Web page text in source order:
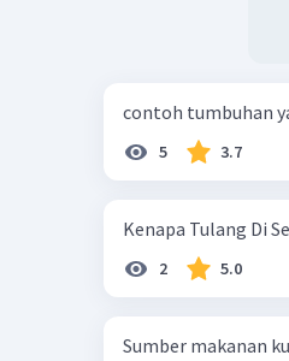
contoh tumbuhan
5 3.7
Kenapa Tulang Di
2 5.0
Sumber makanan kupu-kupu